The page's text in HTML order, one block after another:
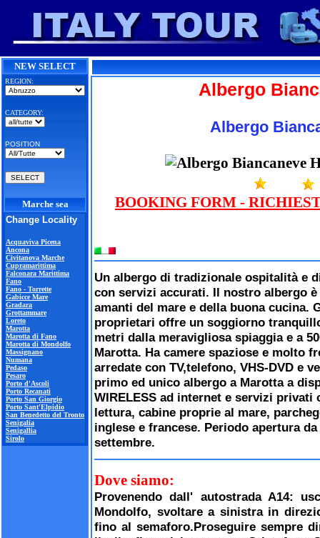
NEW SELECT
REGION:
CATEGORY:
POSITION
Marche sea
Change Locality
Acquaviva Picena
Ancona
Civitanova Marche
Cupramarittima
Falconara Marittima
Fano
Fano - Torrette
Gabicce Mare
Gradara
Grottammare
Loreto
Marotta
Marotta di Fano
Marotta di Mondolfo
Massignano
Numana
Pedaso
Pesaro
Porto d'Ascoli
Porto Recanati
Porto San Giorgio
Porto Sant'Elpidio
San Benedetto del Tronto
Senigalia
Senigallia
Sirolo
Albergo
Albergo
BOOKING FORM -
Un albergo di tradizionale ospitalità e
con servizi accurati. Il nostro albergo
amanti del mare e della buona cucina.
proprietari offre un soggiorno
metri dalla meravigliosa spiaggia e a
Marotta. Ha camere spaziose e molto
arredate con TV,telefono, VHS-DVD e
primo ed unico albergo a Marotta a
WIRELESS ad internet e servizi privati
lettura, cabine proprie al mare,
inglese e francese. Periodo apertura
settembre.
Dove siamo:
Provenendo dall' autostrada A14:
Mondolfo, svoltare a sinistra in
fino al semaforo.Proseguire sempre